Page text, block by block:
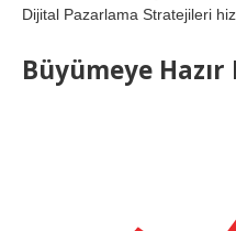
Dijital Pazarlama Stratejileri
Büyümeye Hazır